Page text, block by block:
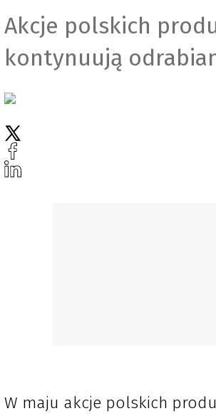
Akcje polskich
kontynuują
W maju akcje polskich